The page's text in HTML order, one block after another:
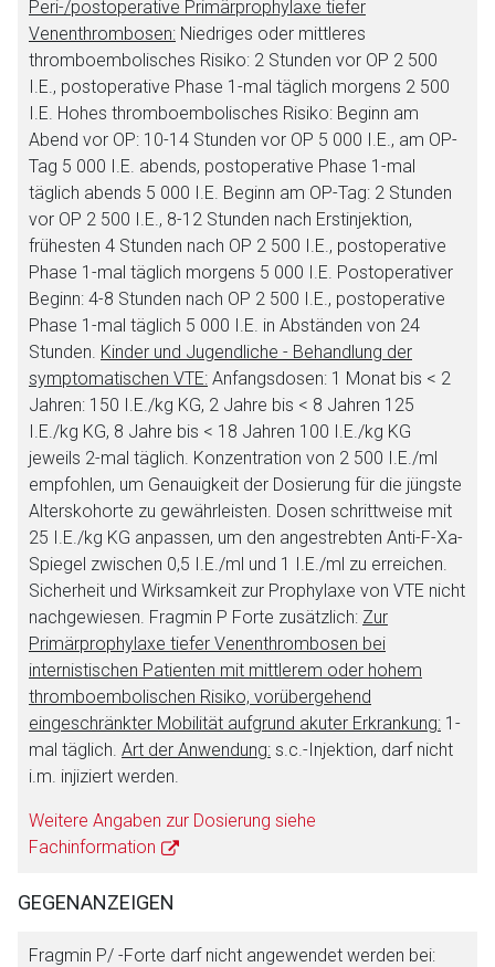
Peri-/postoperative Primärprophylaxe tiefer
Venenthrombosen: Niedriges oder mittleres
thromboembolisches Risiko: 2 Stunden vor OP 2 500
I.E., postoperative Phase 1-mal täglich morgens 2 500
I.E. Hohes thromboembolisches Risiko: Beginn am
Abend vor OP: 10-14 Stunden vor OP 5 000 I.E., am OP-
Tag 5 000 I.E. abends, postoperative Phase 1-mal
täglich abends 5 000 I.E. Beginn am OP-Tag: 2 Stunden
vor OP 2 500 I.E., 8-12 Stunden nach Erstinjektion,
frühesten 4 Stunden nach OP 2 500 I.E., postoperative
Phase 1-mal täglich morgens 5 000 I.E. Postoperativer
Beginn: 4-8 Stunden nach OP 2 500 I.E., postoperative
Phase 1-mal täglich 5 000 I.E. in Abständen von 24
Stunden. Kinder und Jugendliche - Behandlung der
symptomatischen VTE: Anfangsdosen: 1 Monat bis < 2
Jahren: 150 I.E./kg KG, 2 Jahre bis < 8 Jahren 125
I.E./kg KG, 8 Jahre bis < 18 Jahren 100 I.E./kg KG
jeweils 2-mal täglich. Konzentration von 2 500 I.E./ml
empfohlen, um Genauigkeit der Dosierung für die jüngste
Alterskohorte zu gewährleisten. Dosen schrittweise mit
25 I.E./kg KG anpassen, um den angestrebten Anti-F-Xa-
Spiegel zwischen 0,5 I.E./ml und 1 I.E./ml zu erreichen.
Sicherheit und Wirksamkeit zur Prophylaxe von VTE nicht
nachgewiesen. Fragmin P Forte zusätzlich: Zur
Primärprophylaxe tiefer Venenthrombosen bei
internistischen Patienten mit mittlerem oder hohem
thromboembolischen Risiko, vorübergehend
eingeschränkter Mobilität aufgrund akuter Erkrankung: 1-
mal täglich. Art der Anwendung: s.c.-Injektion, darf nicht
i.m. injiziert werden.
Weitere Angaben zur Dosierung siehe
Fachinformation
GEGENANZEIGEN
Fragmin P/ -Forte darf nicht angewendet werden bei:
Aufruf einer externen Seite
Der von Ihnen aufgerufene Link öffnet eine externe Web-
Seite. Für die Inhalte der externen Web-Seite ist deren
Betreiber verantwortlich. Ebenso gelten dort ggf. andere
Datenschutzbestimmungen.
Zurück zur rote-liste.de Zur Seite